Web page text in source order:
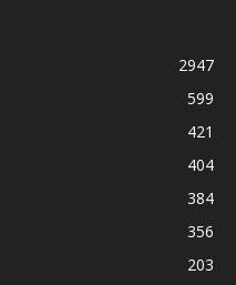
2947
599
421
404
384
356
203